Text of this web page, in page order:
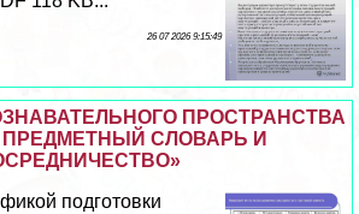
26 07 2026 9:15:49
ПРОСТРАНСТВА
СЛОВАРЬ И
подготовки